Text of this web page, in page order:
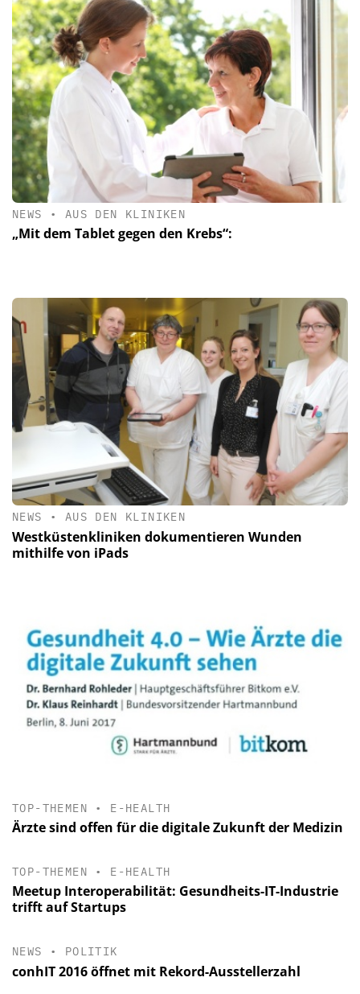
NEWS • AUS DEN KLINIKEN
„Mit dem Tablet gegen den Krebs“:
NEWS • AUS DEN KLINIKEN
Westküstenkliniken dokumentieren Wunden
mithilfe von iPads
TOP-THEMEN • E-HEALTH
Ärzte sind offen für die digitale Zukunft der Medizin
TOP-THEMEN • E-HEALTH
Meetup Interoperabilität: Gesundheits-IT-Industrie
trifft auf Startups
NEWS • POLITIK
conhIT 2016 öffnet mit Rekord-Ausstellerzahl